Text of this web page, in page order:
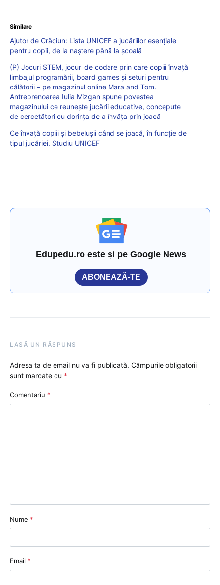
Similare
Ajutor de Crăciun: Lista UNICEF a jucăriilor esențiale
pentru copii, de la naștere până la școală
(P) Jocuri STEM, jocuri de codare prin care copiii învață
limbajul programării, board games și seturi pentru
călătorii – pe magazinul online Mara and Tom.
Antreprenoarea Iulia Mizgan spune povestea
magazinului ce reunește jucării educative, concepute
de cercetători cu dorința de a învăța prin joacă
Ce învață copiii și bebelușii când se joacă, în funcție de
tipul jucăriei. Studiu UNICEF
Edupedu.ro este și pe Google News
ABONEAZĂ-TE
LASĂ UN RĂSPUNS
Adresa ta de email nu va fi publicată. Câmpurile obligatorii
sunt marcate cu *
Comentariu *
Nume *
Email *